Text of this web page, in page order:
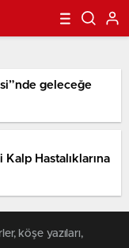
geleceğe
Hastalıklarına
köşe yazıları,